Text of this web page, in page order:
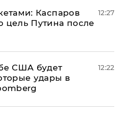
Каспаров
цель Путина после
12:27
США будет
удары в
12:22